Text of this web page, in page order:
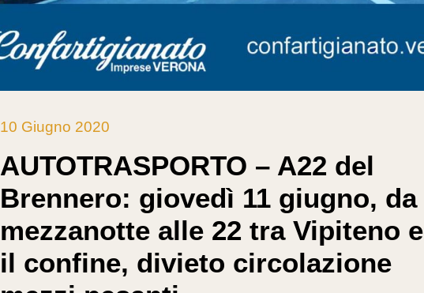
10 Giugno 2020
AUTOTRASPORTO – A22 del
Brennero: giovedì 11 giugno, da
mezzanotte alle 22 tra Vipiteno e
il confine, divieto circolazione